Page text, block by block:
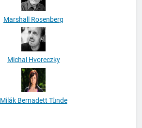
Marshall Rosenberg
Michal Hvoreczky
Milák Bernadett Tünde